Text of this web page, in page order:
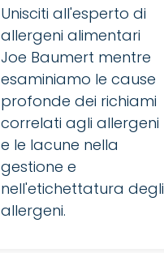
Unisciti all'esperto di
allergeni alimentari
Joe Baumert mentre
esaminiamo le cause
profonde dei richiami
correlati agli allergeni
e le lacune nella
gestione e
nell'etichettatura degli
allergeni.